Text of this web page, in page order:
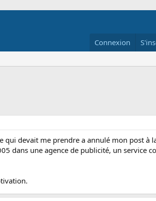
Connexion
qui devait me prendre a annulé mon post à
dans une agence de publicité, un service